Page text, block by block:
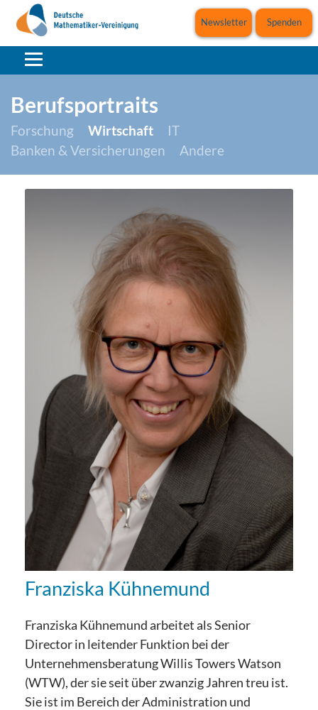
Spenden
Newsletter
Berufsportraits
Forschung Wirtschaft
IT
Banken & Versicherungen
Andere
Franziska Kühnemund
Franziska Kühnemund arbeitet als Senior
Director in leitender Funktion bei der
Unternehmensberatung Willis Towers Watson
(WTW), der sie seit über zwanzig Jahren treu ist.
Sie ist im Bereich der Administration und